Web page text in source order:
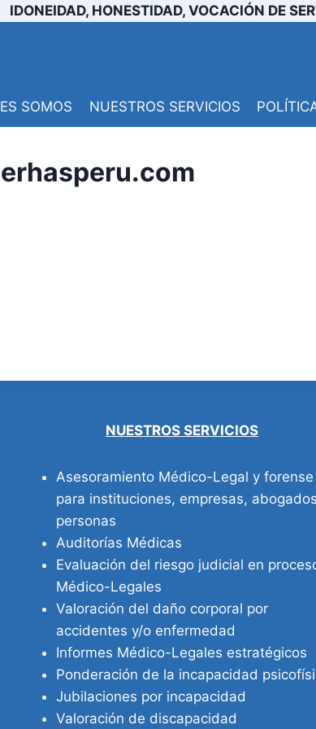
IDONEIDAD, HONESTIDAD, VOCACIÓN DE
SOMOS NUESTROS SERVICIOS
NUESTROS SERVICIOS
Asesoramiento Médico-Legal y forense
para instituciones, empresas,
personas
Auditorías Médicas
Evaluación del riesgo judicial en
Médico-Legales
Valoración del daño corporal por
accidentes y/o enfermedad
Informes Médico-Legales estratégicos
Ponderación de la incapacidad
Jubilaciones por incapacidad
Valoración de discapacidad